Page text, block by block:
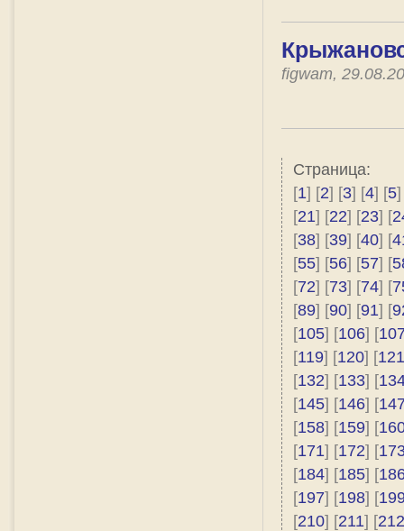
figwam,
Страница:
[1] [2] [3] [4] [5]
[21] [22] [23] [
[38] [39] [40] [
[55] [56] [57] [
[72] [73] [74] [
[89] [90] [91] [
[105] [106] [
[119] [120] [121
[132] [133] [
[145] [146] [
[158] [159] [
[171] [172] [
[184] [185] [
[197] [198] [
[210] [211] [212